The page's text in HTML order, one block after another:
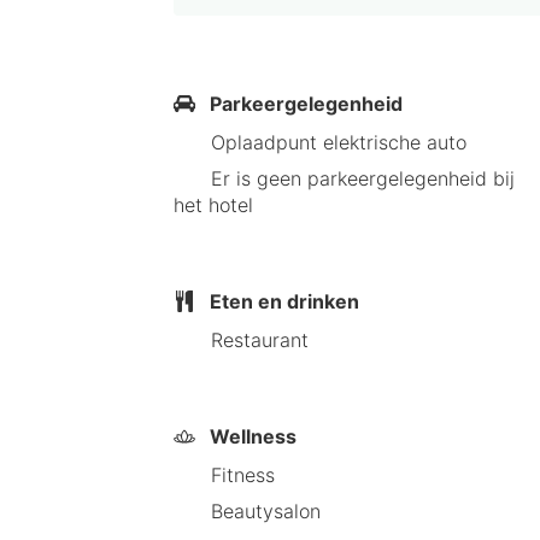
Gewürzmuseum Schönbrunn - 22,7
km Congress Centrum Suhl - 28,9
Met een verblijf bij Berg & Spa
Dit hotel met chique voorzieningen
Parkeergelegenheid
Oplaadpunt elektrische auto
het hotel
Eten en drinken
Restaurant
Wellness
Fitness
Beautysalon